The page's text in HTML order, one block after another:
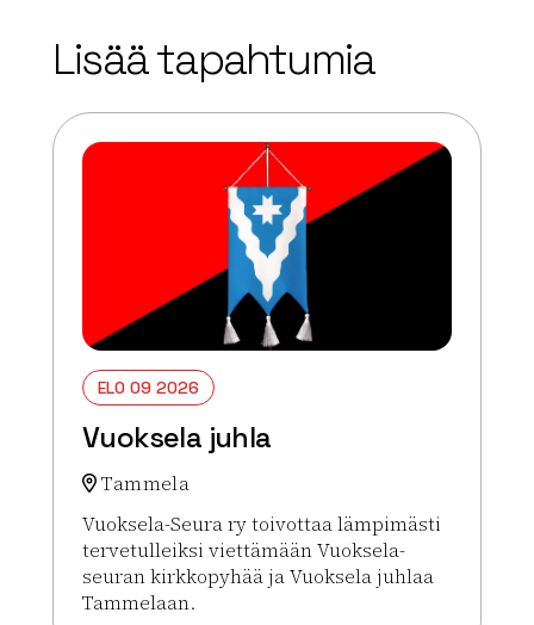
Lisää tapahtumia
ELO 09 2026
Vuoksela juhla
Tammela
Vuoksela-Seura ry toivottaa lämpimästi
tervetulleiksi viettämään Vuoksela-
seuran kirkkopyhää ja Vuoksela juhlaa
Tammelaan.